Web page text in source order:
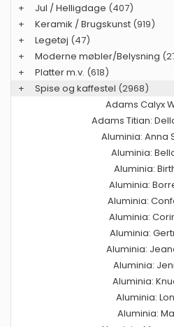
+
Jul / Helligdage (407)
+
Keramik / Brugskunst (919)
+
Legetøj (47)
+
Moderne møbler/Belysning
+
Platter m.v. (618)
+
Spise og kaffestel (2968)
Adams Calyx
Adams Titian:
Aluminia: Anna
Aluminia:
Aluminia:
Aluminia:
Aluminia:
Aluminia:
Aluminia:
Aluminia:
Aluminia:
Aluminia:
Aluminia:
Aluminia: